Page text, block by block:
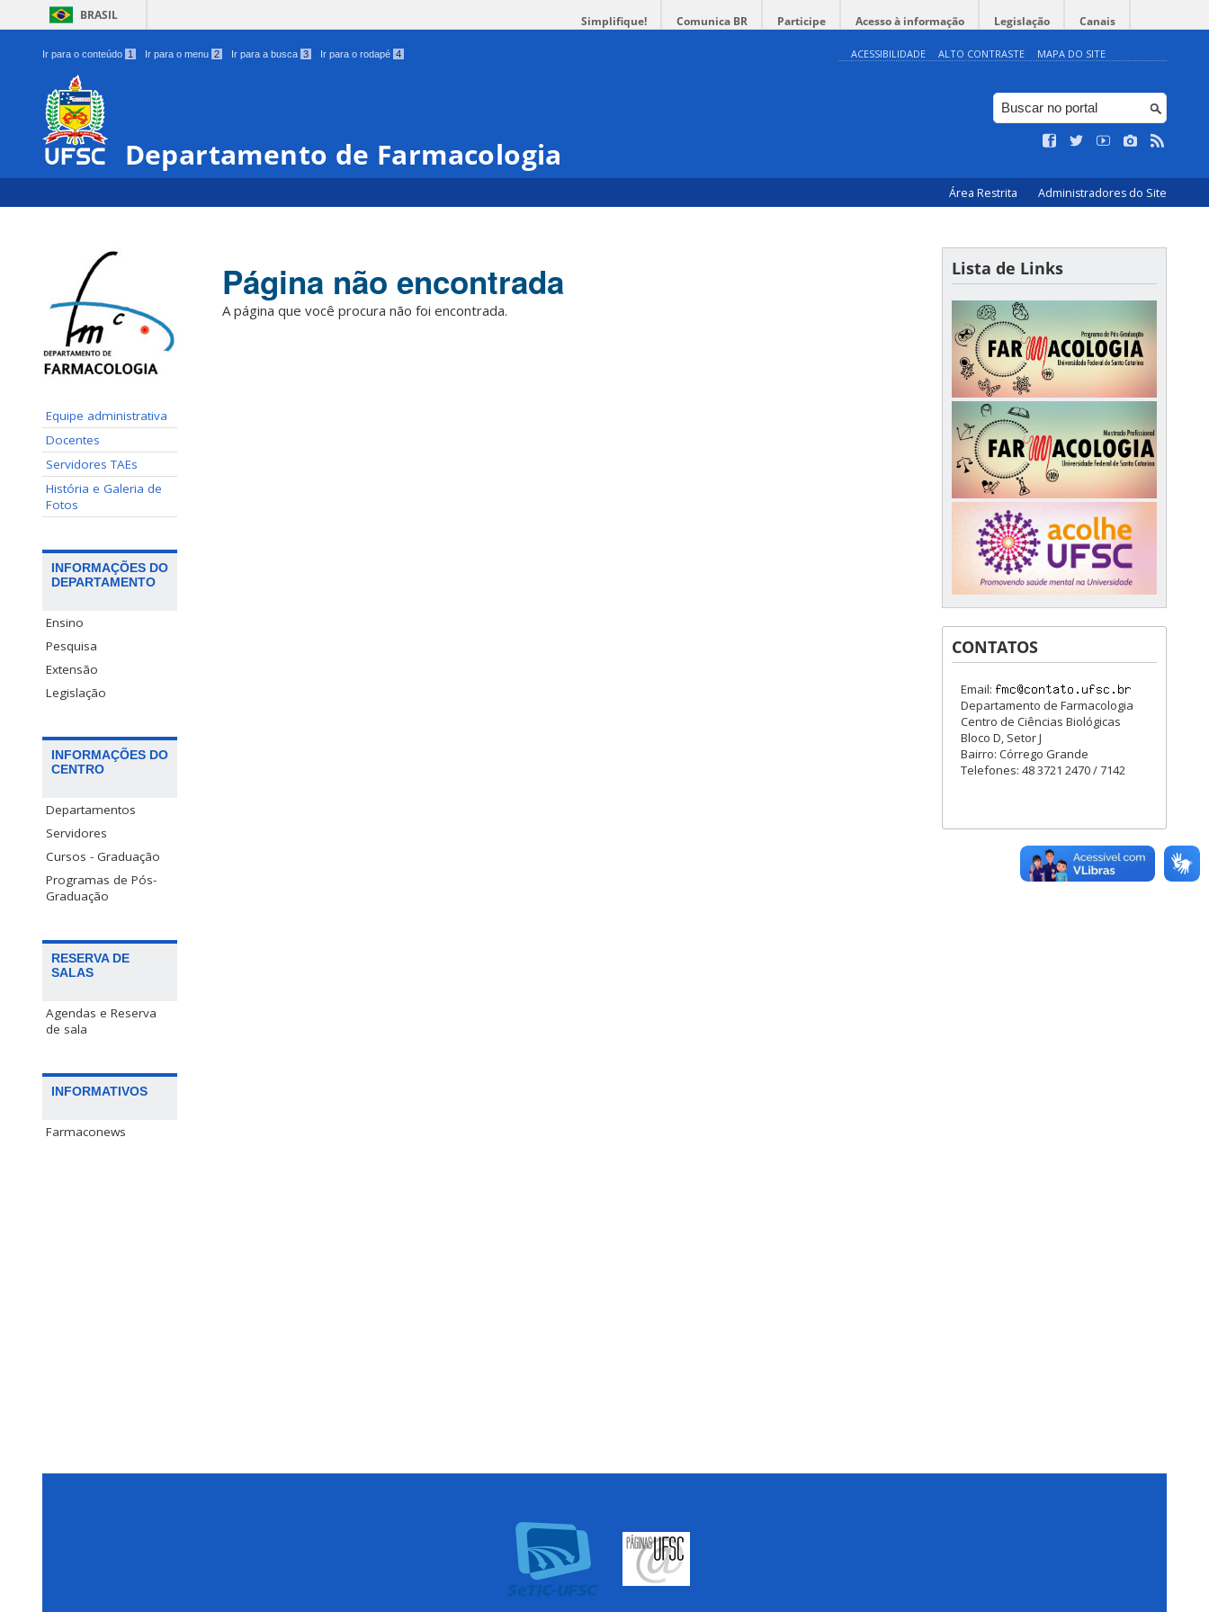
BRASIL Simplifique! Comunica BR Participe Acesso à informação Legislação Canais
Ir para o conteúdo 1 Ir para o menu 2 Ir para a busca 3 Ir para o rodapé 4 ACESSIBILIDADE ALTO CONTRASTE MAPA DO SITE
Departamento de Farmacologia
Área Restrita Administradores do Site
Equipe administrativa
Docentes
Servidores TAEs
História e Galeria de
Fotos
INFORMAÇÕES DO
DEPARTAMENTO
Ensino
Pesquisa
Extensão
Legislação
INFORMAÇÕES DO
CENTRO
Departamentos
Servidores
Cursos - Graduação
Programas de Pós-
Graduação
RESERVA DE
SALAS
Agendas e Reserva
de sala
INFORMATIVOS
Farmaconews
Página não encontrada
A página que você procura não foi encontrada.
Lista de Links
CONTATOS
Email:
Departamento de Farmacologia
Centro de Ciências Biológicas
Bloco D, Setor J
Bairro: Córrego Grande
Telefones: 48 3721 2470 / 7142